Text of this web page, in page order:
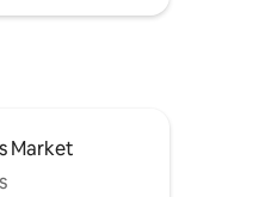
Market